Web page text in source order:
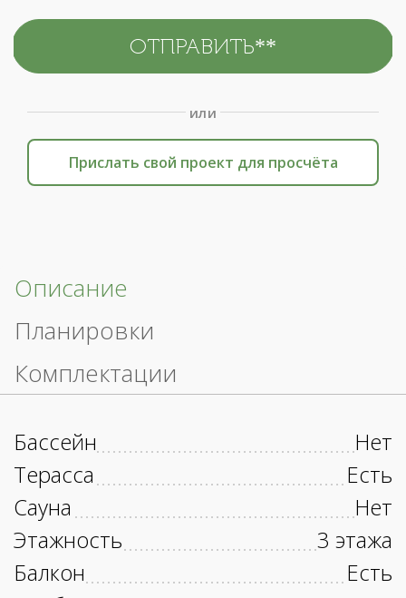
или
Прислать свой проект для просчёта
Описание
Планировки
Комплектации
Бассейн
Нет
Терасса
Есть
Сауна
Нет
Этажность
3 этажа
Балкон
Есть